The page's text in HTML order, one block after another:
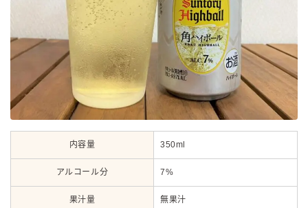
内容量 350ml
アルコール分 7%
果汁量 無果汁